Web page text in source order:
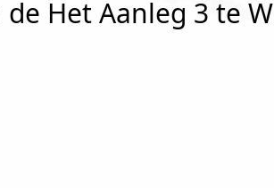
Het Aanleg 3 te